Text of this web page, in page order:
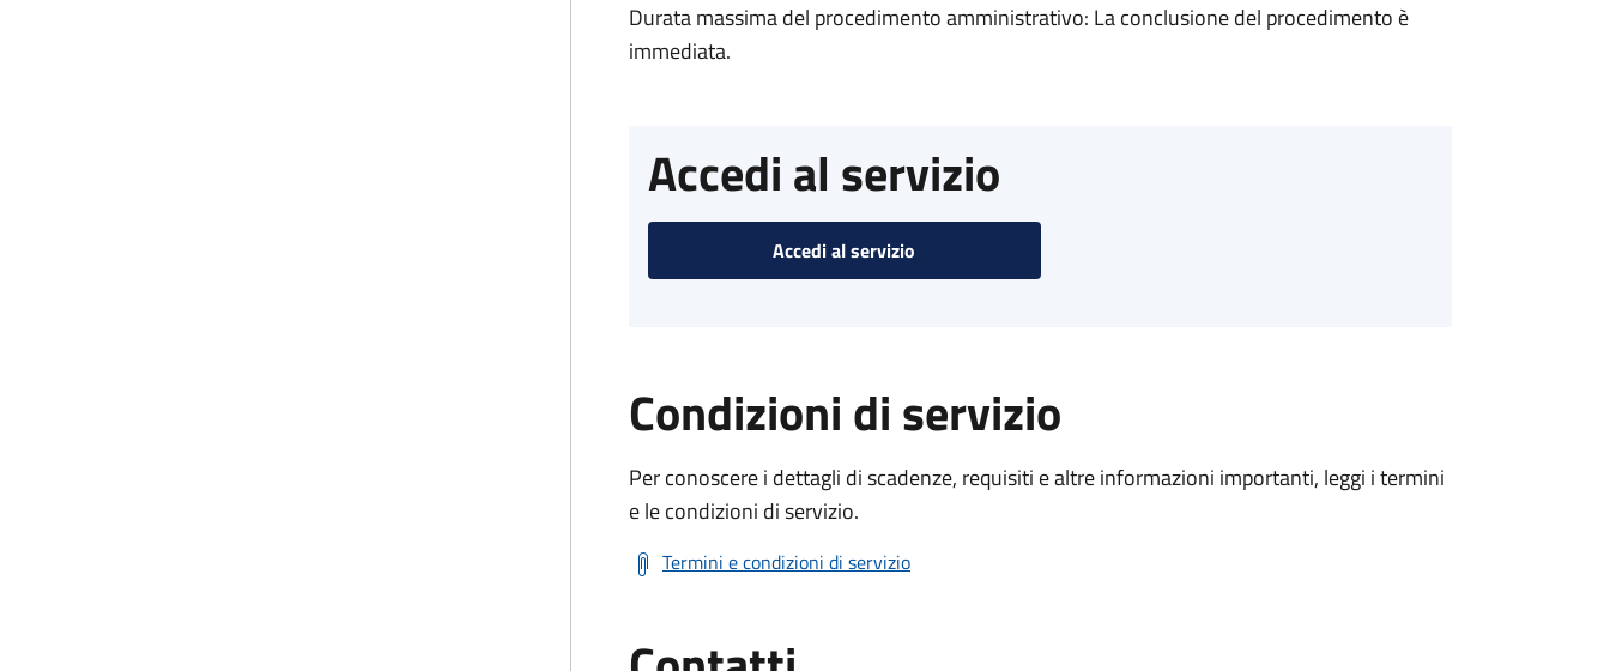
Durata massima del procedimento amministrativo: La conclusione del procedimento è
immediata.
Accedi al servizio
Accedi al servizio
Condizioni di servizio
Per conoscere i dettagli di scadenze, requisiti e altre informazioni importanti, leggi i termini
e le condizioni di servizio.
Termini e condizioni di servizio